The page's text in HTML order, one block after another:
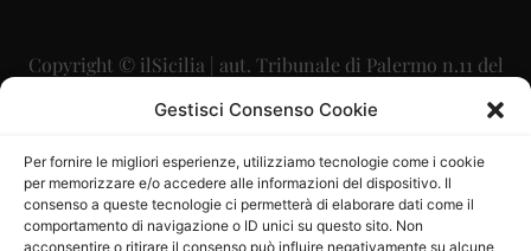
Gestisci Consenso Cookie
Per fornire le migliori esperienze, utilizziamo tecnologie come i cookie
per memorizzare e/o accedere alle informazioni del dispositivo. Il
consenso a queste tecnologie ci permetterà di elaborare dati come il
comportamento di navigazione o ID unici su questo sito. Non
acconsentire o ritirare il consenso può influire negativamente su alcune
Copyright © ilSicilia | aut. Tribunale di Palermo n.11 del
29/09/2015
Direttore Editoriale: Maurizio Scaglione